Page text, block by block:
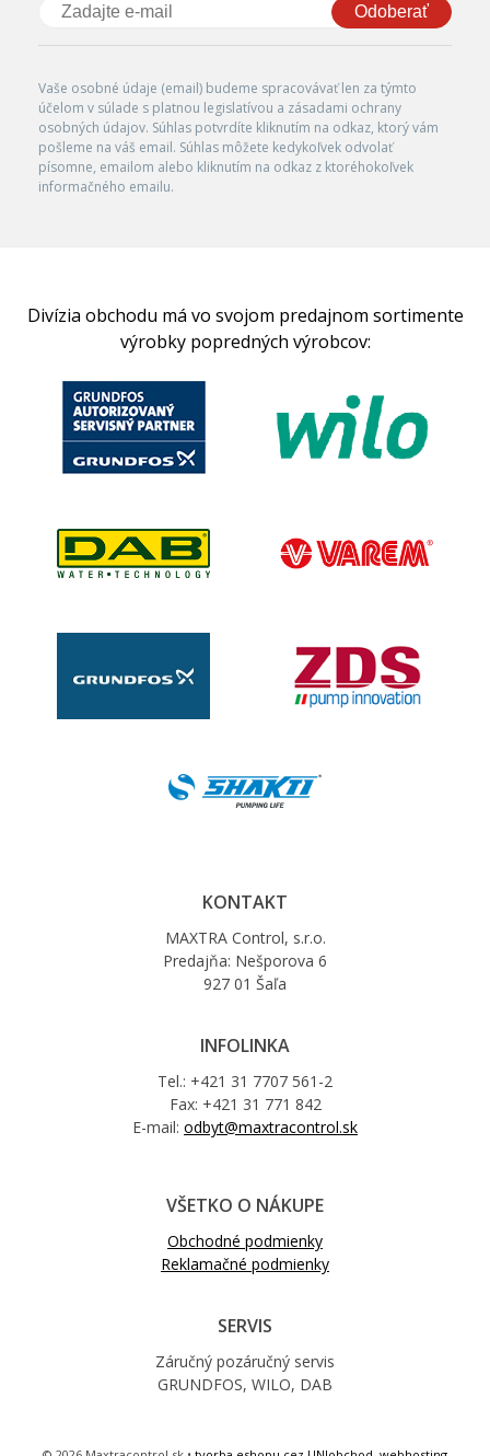
Odoberať
Vaše osobné údaje (email) budeme spracovávať len za týmto
účelom v súlade s platnou legislatívou a zásadami ochrany
osobných údajov. Súhlas potvrdíte kliknutím na odkaz, ktorý vám
pošleme na váš email. Súhlas môžete kedykoľvek odvolať
písomne, emailom alebo kliknutím na odkaz z ktoréhokoľvek
informačného emailu.
Divízia obchodu má vo svojom predajnom sortimente
výrobky popredných výrobcov:
KONTAKT
MAXTRA Control, s.r.o.
Predajňa: Nešporova 6
927 01 Šaľa
INFOLINKA
Tel.: +421 31 7707 561-2
Fax: +421 31 771 842
E-mail: odbyt@maxtracontrol.sk
VŠETKO O NÁKUPE
Obchodné podmienky
Reklamačné podmienky
SERVIS
Záručný pozáručný servis
GRUNDFOS, WILO, DAB